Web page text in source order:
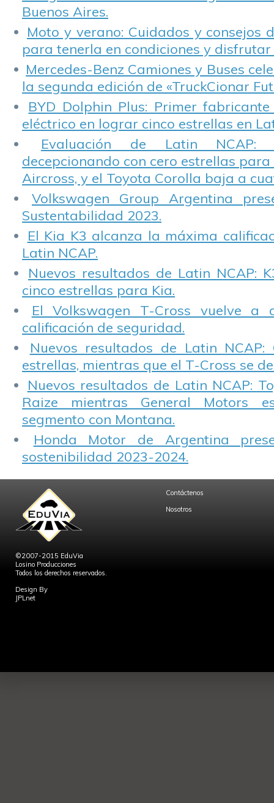
Buenos Aires.
Moto y verano: Cuidados y consejos
para tenerla en condiciones y disfrutar
Mercedes-Benz Camiones y Buses
la segunda edición de «TruckCionar
BYD Dolphin Plus: Primer
eléctrico en lograr cinco estrellas en
Evaluación de Latin NCAP:
decepcionando con cero estrellas para
Aircross, y el Toyota Corolla baja a
Volkswagen Group Argentina
Sustentabilidad 2023.
El Kia K3 alcanza la máxima
Latin NCAP.
Nuevos resultados de Latin NCAP:
cinco estrellas para Kia.
El Volkswagen T-Cross vuelve a
calificación de seguridad.
Nuevos resultados de Latin NCAP:
estrellas, mientras que el T-Cross se
Nuevos resultados de Latin NCAP:
Raize mientras General Motors
segmento con Montana.
Honda Motor de Argentina
sostenibilidad 2023-2024.
©2007-2015 EduVia
Losino Producciones
Todos los derechos reservados.
Design By
JPLnet
Contáctenos
Nosotros